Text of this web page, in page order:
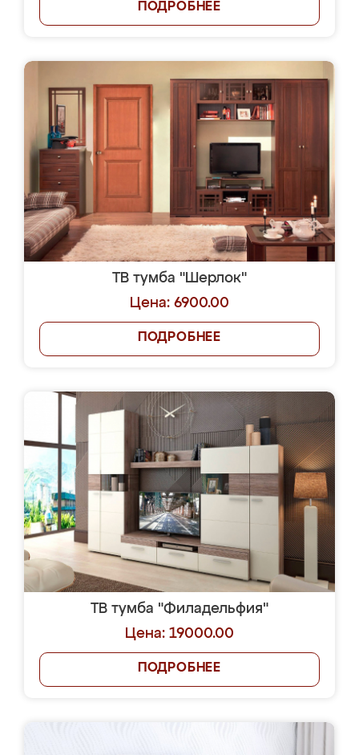
ПОДРОБНЕЕ
ТВ тумба "Шерлок"
Цена: 6900.00
ПОДРОБНЕЕ
ТВ тумба "Филадельфия"
Цена: 19000.00
ПОДРОБНЕЕ